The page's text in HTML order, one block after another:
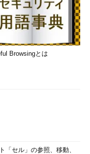
Browsingとは
「セル」の参照、移動、